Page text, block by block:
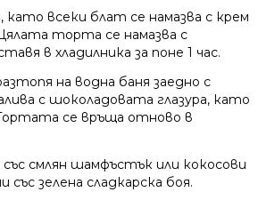
всеки блат се намазва с крем
торта се намазва с
в хладилника за поне 1 час.
на водна баня заедно с
с шоколадовата глазура, като
Тортата се връща отново в
със смлян шамфъстък или кокосови
зелена сладкарска боя.